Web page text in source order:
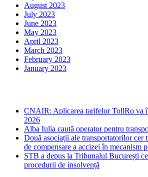
August 2023
July 2023
June 2023
May 2023
April 2023
March 2023
February 2023
January 2023
CNAIR: Aplicarea tarifelor TollRo va
2026
Alba Iulia caută operator pentru
Două asociații ale transportatorilor cer
de compensare a accizei în mecanism
STB a depus la Tribunalul București
procedurii de insolvență